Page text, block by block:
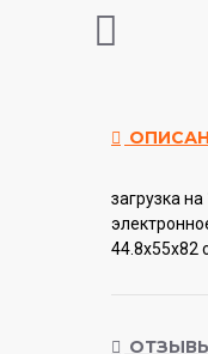
загрузка
44.8x55x82